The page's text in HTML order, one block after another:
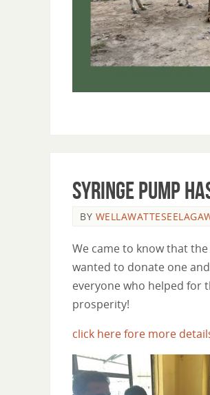
Syringe Pump
BY
We came to know that
wanted to donate one
everyone who helped for
prosperity!
click here fore more